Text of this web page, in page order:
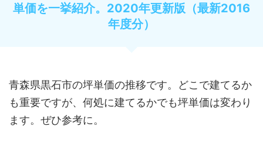
単価を一挙紹介。2020年更新版（最新2016
年度分）
青森県黒石市の坪単価の推移です。どこで建てるか
も重要ですが、何処に建てるかでも坪単価は変わり
ます。ぜひ参考に。